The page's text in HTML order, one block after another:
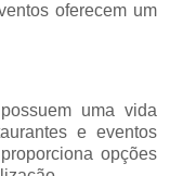
oferecem um
uma vida
e eventos
opções